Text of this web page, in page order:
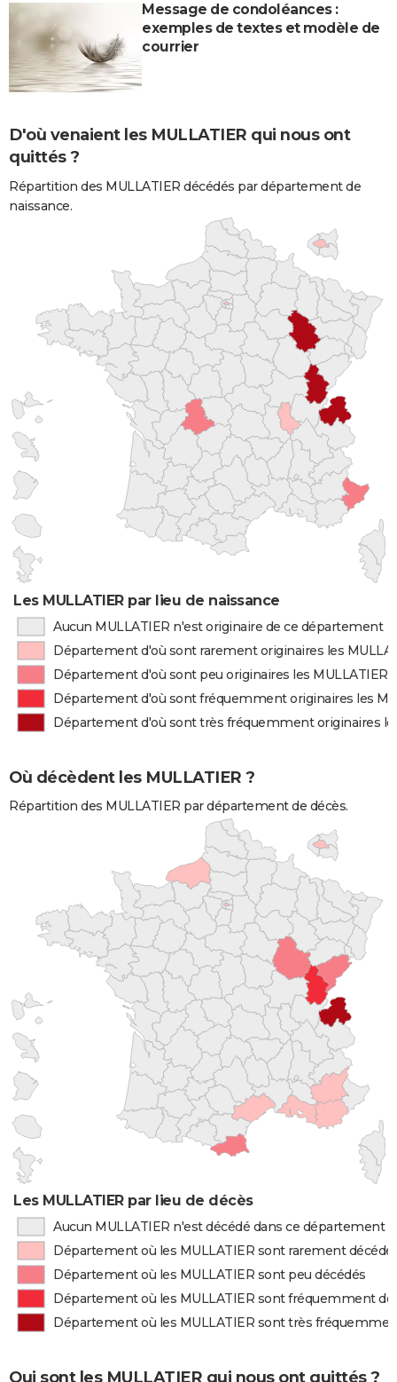
Message de condoléances :
exemples de textes et modèle de
courrier
D'où venaient les MULLATIER qui nous ont
quittés ?
Répartition des MULLATIER décédés par département de
naissance.
Les MULLATIER par lieu de naissance
Aucun MULLATIER n'est originaire de ce département
Département d'où sont rarement originaires les
Département d'où sont peu originaires les MULLATIER
Département d'où sont fréquemment originaires les
Département d'où sont très fréquemment originaires
Où décèdent les MULLATIER ?
Répartition des MULLATIER par département de décès.
Les MULLATIER par lieu de décès
Aucun MULLATIER n'est décédé dans ce département
Département où les MULLATIER sont rarement
Département où les MULLATIER sont peu décédés
Département où les MULLATIER sont fréquemment
Département où les MULLATIER sont très
Qui sont les MULLATIER qui nous ont quittés ?